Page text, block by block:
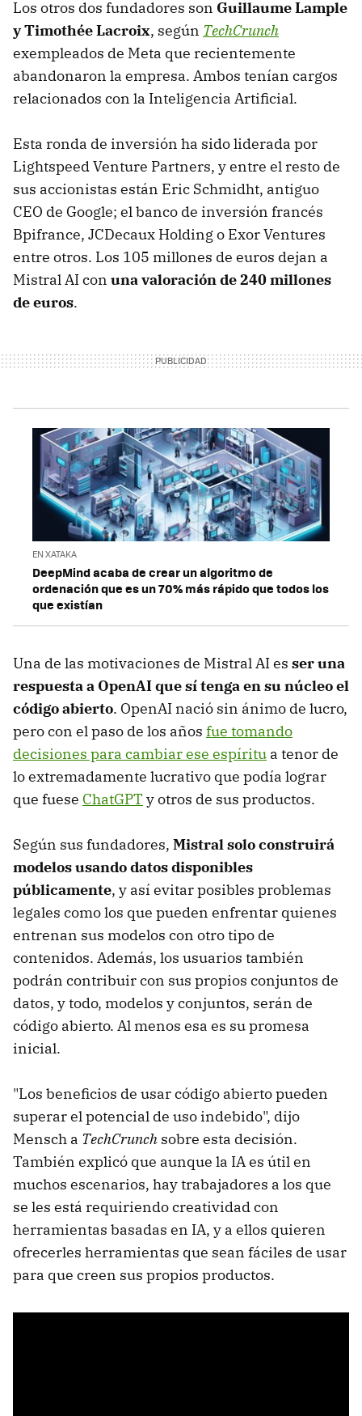
Los otros dos fundadores son Guillaume Lample
y Timothée Lacroix, según TechCrunch
exempleados de Meta que recientemente
abandonaron la empresa. Ambos tenían cargos
relacionados con la Inteligencia Artificial.
Esta ronda de inversión ha sido liderada por
Lightspeed Venture Partners, y entre el resto de
sus accionistas están Eric Schmidht, antiguo
CEO de Google; el banco de inversión francés
Bpifrance, JCDecaux Holding o Exor Ventures
entre otros. Los 105 millones de euros dejan a
Mistral AI con una valoración de 240 millones
de euros.
EN XATAKA
DeepMind acaba de crear un algoritmo de
ordenación que es un 70% más rápido que todos los
que existían
Una de las motivaciones de Mistral AI es ser una
respuesta a OpenAI que sí tenga en su núcleo el
código abierto. OpenAI nació sin ánimo de lucro,
pero con el paso de los años fue tomando
decisiones para cambiar ese espíritu a tenor de
lo extremadamente lucrativo que podía lograr
que fuese ChatGPTy otros de sus productos.
Según sus fundadores, Mistral solo construirá
modelos usando datos disponibles
públicamente, y así evitar posibles problemas
legales como los que pueden enfrentar quienes
entrenan sus modelos con otro tipo de
contenidos. Además, los usuarios también
podrán contribuir con sus propios conjuntos de
datos, y todo, modelos y conjuntos, serán de
código abierto. Al menos esa es su promesa
inicial.
"Los beneficios de usar código abierto pueden
superar el potencial de uso indebido", dijo
Mensch a TechCrunch sobre esta decisión.
También explicó que aunque la IA es útil en
muchos escenarios, hay trabajadores a los que
se les está requiriendo creatividad con
herramientas basadas en IA, y a ellos quieren
ofrecerles herramientas que sean fáciles de usar
para que creen sus propios productos.